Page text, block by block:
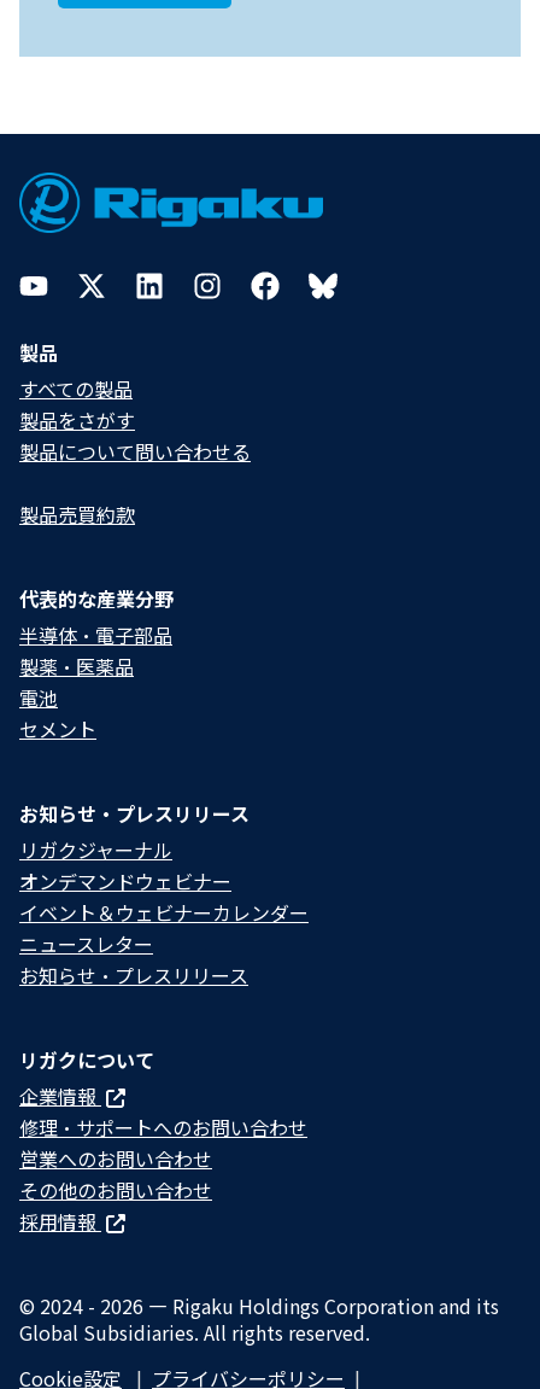
Footer
YouTubeTwitterLinkedInInstagramFacebookBluesky
製品
すべての製品
製品をさがす
製品について問い合わせる​
製品売買約款
代表的な産業分野
半導体・電子部品
製薬・医薬品
電池
セメント
お知らせ・プレスリリース
リガクジャーナル
オンデマンドウェビナー
イベント＆ウェビナーカレンダー
ニュースレター
お知らせ・プレスリリース
リガクについて
企業情報
修理・サポートへのお問い合わせ
営業へのお問い合わせ
その他のお問い合わせ
採用情報
© 2024 - 2026 — Rigaku Holdings Corporation and its
Global Subsidiaries. All rights reserved.
Cookie設定
プライバシーポリシー​